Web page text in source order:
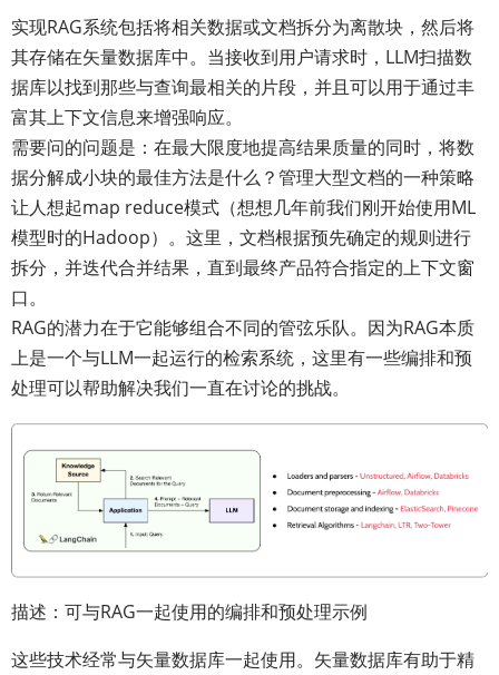
实现RAG系统包括将相关数据或文档拆分为离散块，然后将
其存储在矢量数据库中。当接收到用户请求时，LLM扫描数
据库以找到那些与查询最相关的片段，并且可以用于通过丰
富其上下文信息来增强响应。
需要问的问题是：在最大限度地提高结果质量的同时，将数
据分解成小块的最佳方法是什么？管理大型文档的一种策略
让人想起map reduce模式（想想几年前我们刚开始使用ML
模型时的Hadoop）。这里，文档根据预先确定的规则进行
拆分，并迭代合并结果，直到最终产品符合指定的上下文窗
口。
RAG的潜力在于它能够组合不同的管弦乐队。因为RAG本质
上是一个与LLM一起运行的检索系统，这里有一些编排和预
处理可以帮助解决我们一直在讨论的挑战。
描述：可与RAG一起使用的编排和预处理示例
这些技术经常与矢量数据库一起使用。矢量数据库有助于精